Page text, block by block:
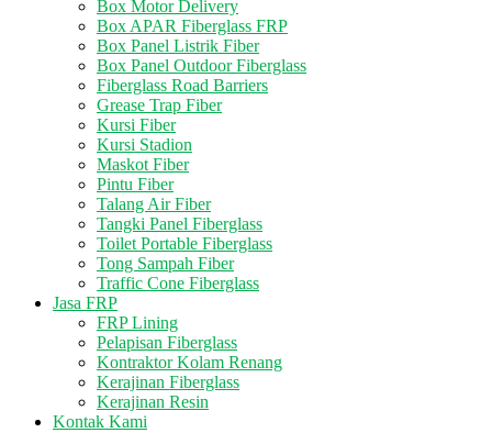
Box Motor Delivery
Box APAR Fiberglass FRP
Box Panel Listrik Fiber
Box Panel Outdoor Fiberglass
Fiberglass Road Barriers
Grease Trap Fiber
Kursi Fiber
Kursi Stadion
Maskot Fiber
Pintu Fiber
Talang Air Fiber
Tangki Panel Fiberglass
Toilet Portable Fiberglass
Tong Sampah Fiber
Traffic Cone Fiberglass
Jasa FRP
FRP Lining
Pelapisan Fiberglass
Kontraktor Kolam Renang
Kerajinan Fiberglass
Kerajinan Resin
Kontak Kami